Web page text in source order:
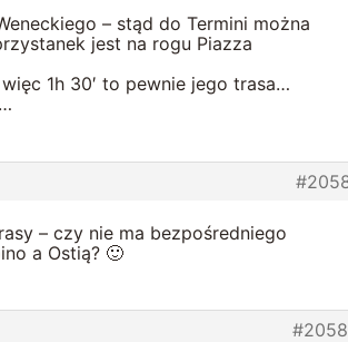
– stąd do Termini można
jest na rogu Piazza
1h 30′ to pewnie jego trasa…
– czy nie ma bezpośredniego
a Ostią? 🙂